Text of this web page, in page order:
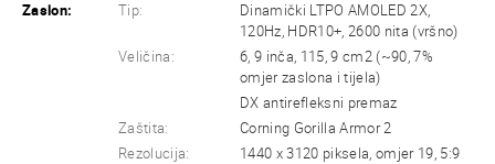
Zaslon: Tip:
Dinamički LTPO AMOLED 2X,
120Hz, HDR10+, 2600 nita (vršno)
Veličina:
6, 9 inča, 115, 9 cm2 (~90, 7%
omjer zaslona i tijela)
DX antirefleksni premaz
Zaštita:
Corning Gorilla Armor 2
Rezolucija:
1440 x 3120 piksela, omjer 19, 5:9